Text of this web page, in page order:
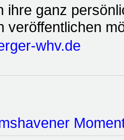
ihre ganz
veröffentlichen
whv.de